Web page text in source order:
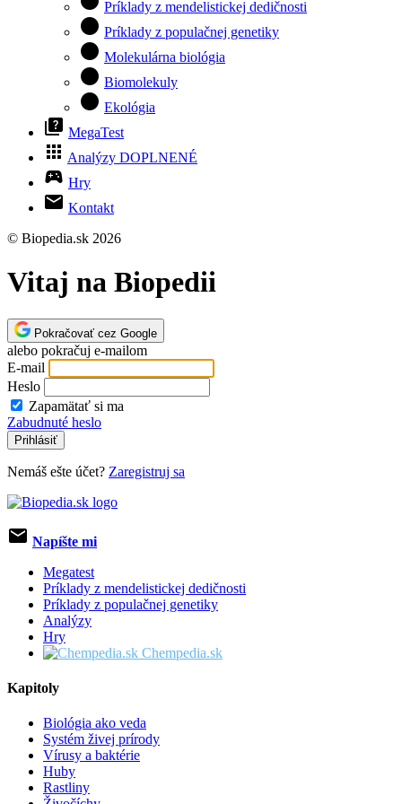
Príklady z mendelistickej dedičnosti
circle Príklady z populačnej genetiky
circle Molekulárna biológia
circle Biomolekuly
circle Ekológia
quiz MegaTest
apps Analýzy DOPLNENÉ
sports_esports Hry
mail Kontakt
© Biopedia.sk 2026
Vitaj na Biopedii
Pokračovať cez Google
alebo pokračuj e-mailom
E-mail
Heslo
Zapamätať si ma
Zabudnuté heslo
Prihlásiť
Nemáš ešte účet? Zaregistruj sa
email Napíšte mi
Megatest
Príklady z mendelistickej dedičnosti
Príklady z populačnej genetiky
Analýzy
Hry
Chempedia.sk
Kapitoly
Biológia ako veda
Systém živej prírody
Vírusy a baktérie
Huby
Rastliny